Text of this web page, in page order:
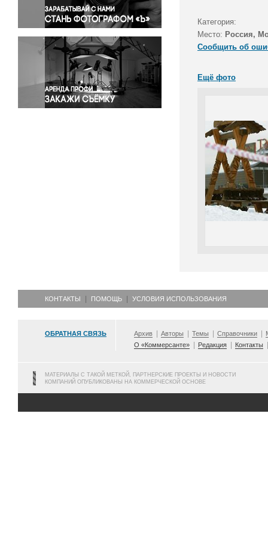
Происшествия и конфликты
Религия
Светская жизнь
Спорт
Экология
Экономика и бизнес
Категория:
Место: Россия,
Сообщить об
Ещё фото
КОНТАКТЫ ПОМОЩЬ УСЛОВИЯ ИСПОЛЬЗОВАНИЯ
ОБРАТНАЯ СВЯЗЬ Архив Авторы Темы Справочники
О «Коммерсанте»
Редакция Контакты
МАТЕРИАЛЫ С ТАКОЙ МЕТКОЙ, ПАРТНЕРСКИЕ ПРОЕКТЫ И НОВОСТИ
КОМПАНИЙ ОПУБЛИКОВАНЫ НА КОММЕРЧЕСКОЙ ОСНОВЕ